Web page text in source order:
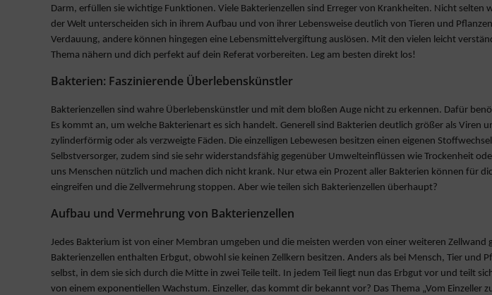
Darm, erfüllen sie wichtige Funktionen. Viele Bakterienzellen sind Erreger von Krankheiten. Nicht
der Welt unterscheiden sich in ihrem Aufbau und von ihrer Lebensweise deutlich von Tieren und
Verdauung, andere können hingegen eine Lebensmittelvergiftung auslösen. Mit den vielen leicht
Thema nähern und dich perfekt auf dein Referat vorbereiten. Leg am besten direkt los!
Bakterien: Faszinierende Überlebenskünstler
Bakterienzellen sind wahre Überlebenskünstler und mit dem bloßen Auge nicht zu erkennen. Dafür
Es kommt an, um welche Bakterienart es sich handelt. Generell sind Bakterien deutlich größer als Viren
zylinderförmig oder als verzweigte Fäden. Die einzelligen Lebewesen besitzen einen eigenen
Selbstversorger, zudem sind sie sehr widerstandsfähig gegenüber Umwelteinflüssen wie Trockenheit
uns Menschen nützlich und machen dich nicht krank. Nur etwa ein Prozent aller Bakterien können für
eingreifen und die Zellvermehrung stoppen. Aber wie teilen sich Bakterienzellen überhaupt?
Aufbau und Vermehrung von Bakterienzellen
Jedes Bakterium ist von einer Membran umgeben und die meisten werden von einer weiteren
Bakterienzellen enthalten Erbgut, obwohl sie keinen Zellkern besitzen. Anders als bei Mensch, Tier und
selbst, in dem sie sich durch die Mitte in zwei Teile teilt. In jedem Teil liegt nun das Erbgut vor und teilt
von einem exponentiellen Wachstum. Einzeller, das kommt dir bekannt vor? Das Thema „Vom Einzeller